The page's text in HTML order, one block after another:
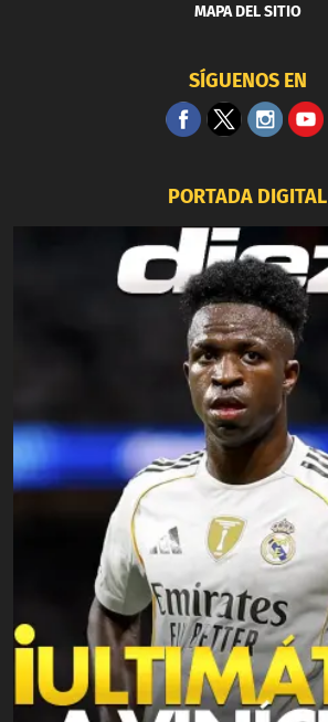
MAPA DEL SITIO
SÍGUENOS EN
PORTADA DIGITAL